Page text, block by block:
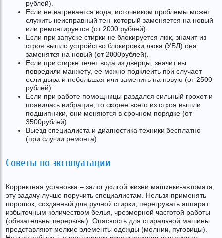
рублей).
Если не нагревается вода, источником проблемы может
служить неисправный тен, который заменяется на новый
или ремонтируется (от 2000 рублей).
Если при запуске стирки не блокируется люк, значит из
строя вышло устройство блокировки люка (УБЛ) она
заменятся на новый (от 2000рублей).
Если при стирке течет вода из дверцы, значит вы
повредили манжету, ее можно подклеить при случает
если дыра и небольшая или заменить на новую (от 2500
рублей)
Если при работе помощницы раздался сильный грохот и
появилась вибрация, то скорее всего из строя вышли
подшипники, они меняются в срочном порядке (от
3500рублей)
Выезд специалиста и диагностика техники бесплатно
(при случии ремонта)
Советы по эксплуатации
Корректная установка – залог долгой жизни машинки-автомата,
эту задачу лучше поручить специалистам. Нельзя применять
порошок, созданный для ручной стирки, перегружать аппарат
избыточным количеством белья, чрезмерной частотой работы
(обязательны перерывы). Опасность для стиральной машины
представляют мелкие элементы одежды (молнии, пуговицы).